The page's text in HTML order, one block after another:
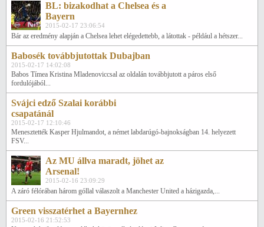
BL: bizakodhat a Chelsea és a
Bayern
2015-02-17 23:06:54
Bár az eredmény alapján a Chelsea lehet elégedettebb, a látottak - például a hétszer...
Babosék továbbjutottak Dubajban
2015-02-17 14:02:08
Babos Tímea Kristina Mladenoviccsal az oldalán továbbjutott a páros első
fordulójából...
Svájci edző Szalai korábbi
csapatánál
2015-02-17 12:10:46
Menesztették Kasper Hjulmandot, a német labdarúgó-bajnokságban 14. helyezett
FSV...
Az MU állva maradt, jöhet az
Arsenal!
2015-02-16 23:09:29
A záró félórában három góllal válaszolt a Manchester United a házigazda,...
Green visszatérhet a Bayernhez
2015-02-16 21:52:53